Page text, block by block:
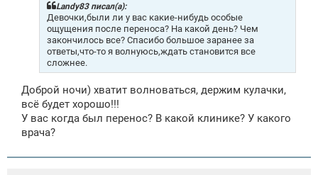
Landy83 писал(а):
Девочки,были ли у вас какие-нибудь особые
ощущения после переноса? На какой день? Чем
закончилось все? Спасибо большое заранее за
ответы,что-то я волнуюсь,ждать становится все
сложнее.
Доброй ночи) хватит волноваться, держим кулачки,
всё будет хорошо!!!
У вас когда был перенос? В какой клинике? У какого
врача?